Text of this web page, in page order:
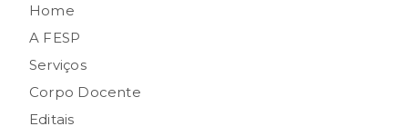
Home
A FESP
Serviços
Corpo Docente
Editais